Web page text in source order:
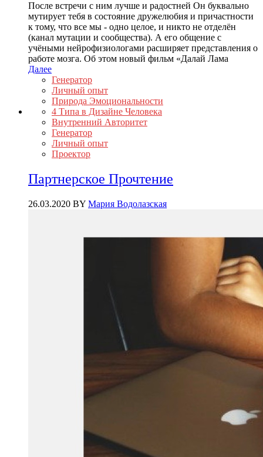
После встречи с ним лучше и радостней Он буквально
мутирует тебя в состояние дружелюбия и причастности
к тому, что все мы - одно целое, и никто не отделён
(канал мутации и сообщества). А его общение с
учёными нейрофизиологами расширяет представления о
работе мозга. Об этом новый фильм «Далай Лама
Далее
Генератор
Личный опыт
Природа Эмоциональности
4 Типа в Дизайне Человека
Внутренний Авторитет
Генератор
Личный опыт
Проектор
Партнерское Прочтение
26.03.2020 BY Мария Водолазская